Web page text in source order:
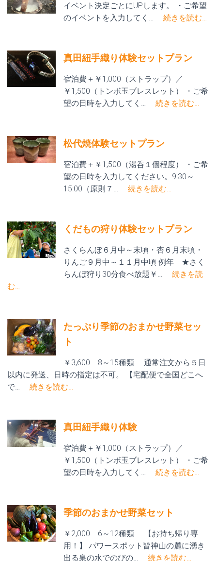
イベント決定ごとにUPします。 ・ご希望
のイベントを入力してく…
続きを読む…
真田紐手織り体験セットプラン
宿泊費＋￥1,000（ストラップ）／
￥1,500（トンボ玉ブレスレット） ・ご希
望の日時を入力してく…
続きを読む…
松代焼体験セットプラン
宿泊費＋￥1,500（湯呑１個程度） ・ご希
望の日時を入力してください。9:30～
15:00（原則７…
続きを読む…
くだもの狩り体験セットプラン
さくらんぼ６月中～末頃・杏６月末頃・
りんご９月中～１１月中頃 例年 ★さく
らんぼ狩り30分食べ放題￥…
続きを読
む…
たっぷり季節のおまかせ野菜セッ
ト
￥3,600 8～15種類 通常注文から５日
以内に発送、日時の指定は不可。 【宅配便で全国どこへ
で…
続きを読む…
真田紐手織り体験
宿泊費＋￥1,000（ストラップ）／
￥1,500（トンボ玉ブレスレット） ・ご希
望の日時を入力してく…
続きを読む…
季節のおまかせ野菜セット
￥2,000 6～12種類 【お持ち帰り専
用！】 パワースポット皆神山の麓に湧き
出る泉の水でのびの…
続きを読む…